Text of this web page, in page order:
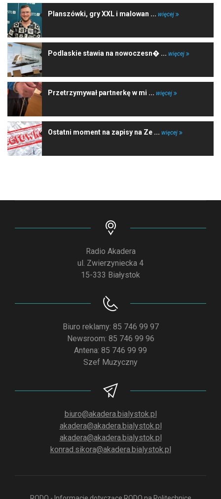
Planszówki, gry XXL i malowan ... więcej
Podlaskie stawia na nowoczesn� ... więcej
Przetrzymywał partnerkę w mi ... więcej
Ostatni moment na zapisy na Ze ... więcej
Radio Akadera
ul. Zwierzyniecka 4
15-333 Białystok
Biuro reklamy: 85 746 99 97
Newsroom: 85 746 99 96
Antena: 85 746 99 99
Szef Muzyczny
biuro@akadera.bialystok.pl
akadera@akadera.bialystok.pl
akadera@akadera.bialystok.pl
konrad.sikora@akadera.bialystok.pl